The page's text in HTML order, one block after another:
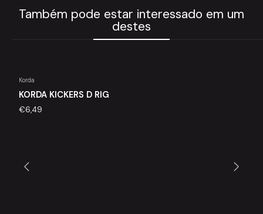
Também pode estar interessado em um
destes
Korda
KORDA KICKERS D RIG
€6,49